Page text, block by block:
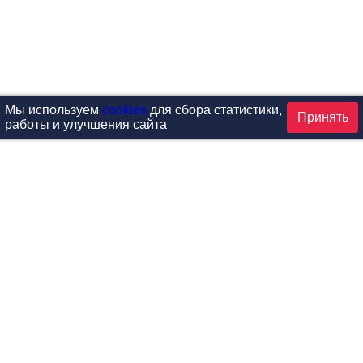
Мы используем cookiesдля сбора статистики,
работы и улучшения сайта
Принять